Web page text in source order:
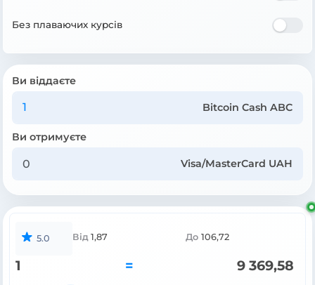
Без плаваючих курсів
Ви віддаєте
Bitcoin Cash ABC
Ви отримуєте
Visa/MasterCard UAH
5.0 Від 1,87 До 106,72
1 = 9 369,58